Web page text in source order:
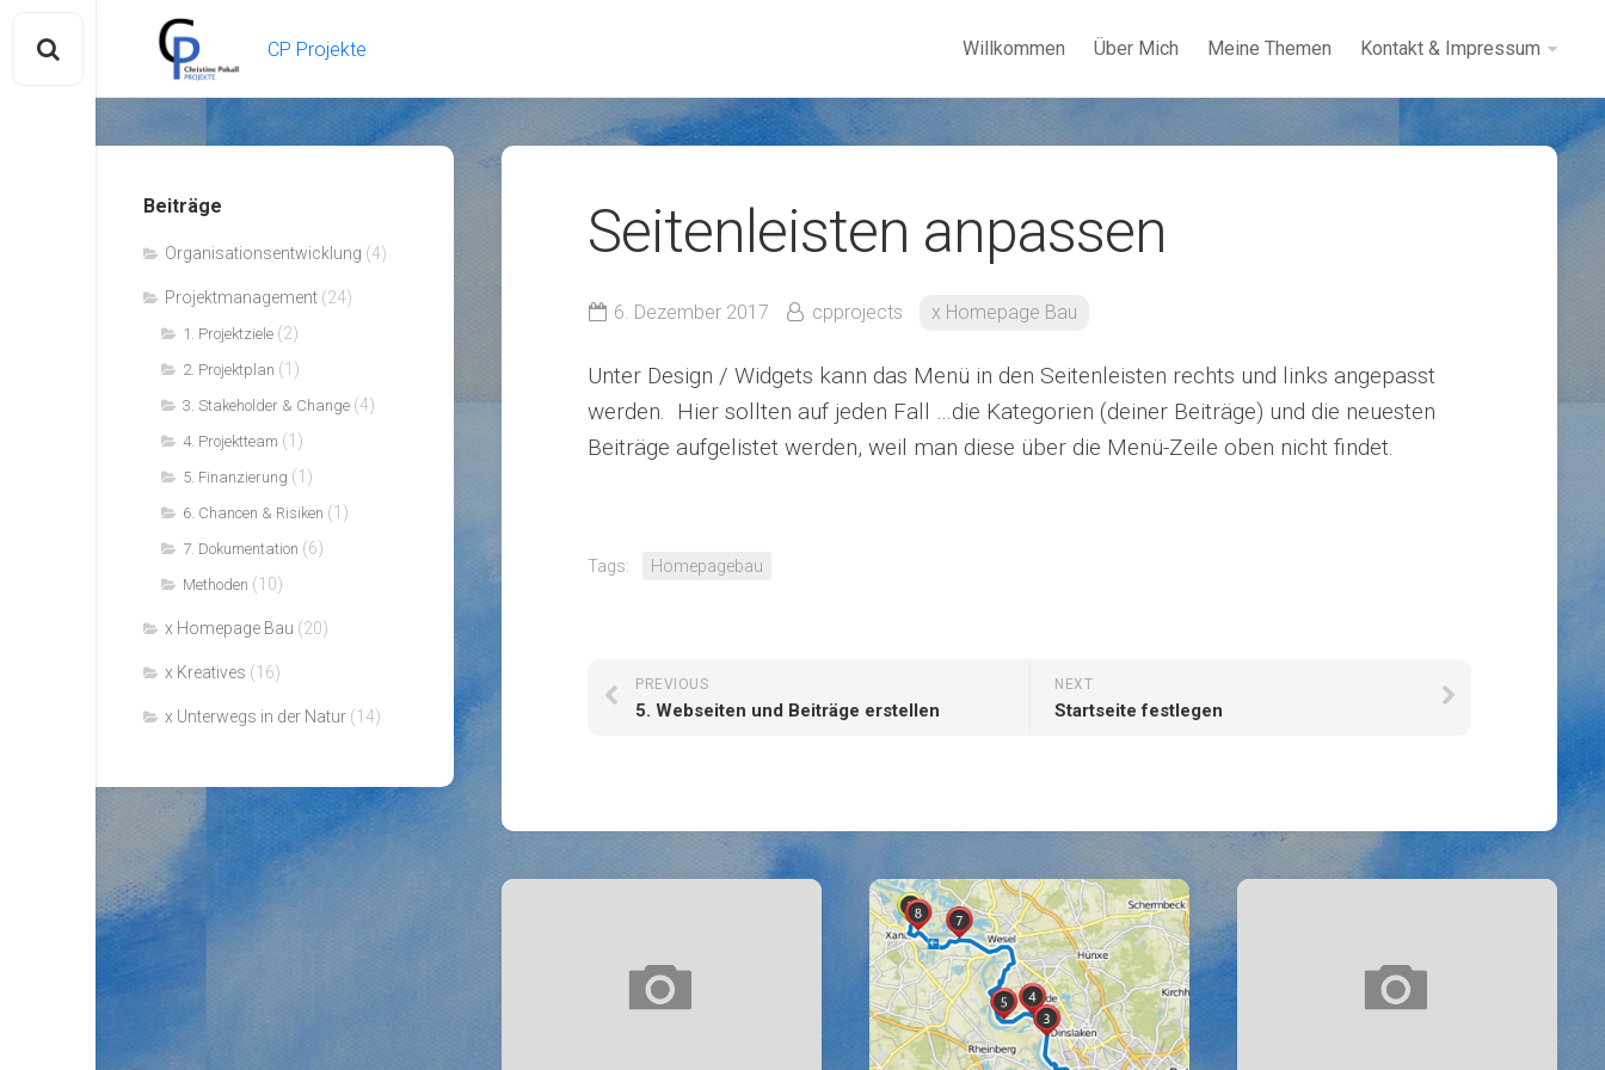
content
CP Projekte Willkommen Über Mich Meine Themen Kontakt & Impressum
Seitenleisten anpassen
6. Dezember 2017 cpprojects x Homepage Bau
Unter Design / Widgets kann das Menü in den Seitenleisten rechts und links angepasst
werden. Hier sollten auf jeden Fall …die Kategorien (deiner Beiträge) und die neuesten
Beiträge aufgelistet werden, weil man diese über die Menü-Zeile oben nicht findet.
Tags: Homepagebau
NEXT
Startseite festlegen
PREVIOUS
5. Webseiten und Beiträge erstellen
Beiträge
Organisationsentwicklung (4)
Projektmanagement (24)
1. Projektziele (2)
2. Projektplan (1)
3. Stakeholder & Change (4)
4. Projektteam (1)
5. Finanzierung (1)
6. Chancen & Risiken (1)
7. Dokumentation (6)
Methoden (10)
x Homepage Bau (20)
x Kreatives (16)
x Unterwegs in der Natur (14)